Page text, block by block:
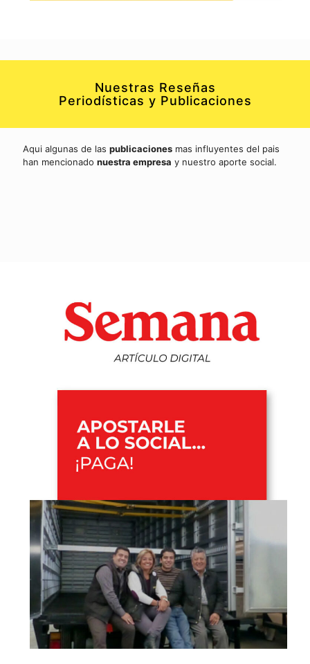
Nuestras Reseñas
Periodísticas y Publicaciones
Aqui algunas de las publicaciones mas influyentes del pais
han mencionado nuestra empresa y nuestro aporte social.